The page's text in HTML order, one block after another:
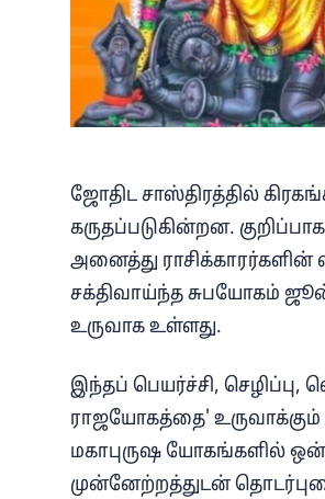
ஜோதிட சாஸ்திரத்தில்
கருதப்படுகின்றன.
அனைத்து ராசிக்காரர்களின்
சக்திவாய்ந்த சுபயோகம் ஜூன்
உருவாக உள்ளது.
இந்தப் பெயர்ச்சி,
ராஜயோகத்தை' உருவாக்கும்
மகாபுருஷ யோகங்களில்
முன்னேற்றத்துடன்